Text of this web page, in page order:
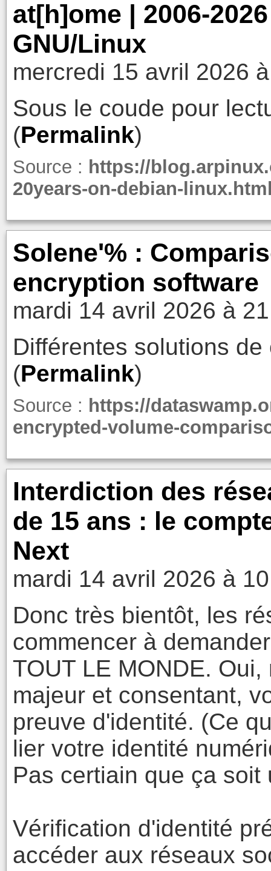
at[h]ome | 2006-
GNU/Linux
mercredi 15 avril 2026
Sous le coude pour
(Permalink)
Source : https://
20years-on-debian-
Solene'% :
encryption software
mardi 14 avril 2026 à
Différentes solutions
(Permalink)
Source : https://
encrypted-volume-
Interdiction des
de 15 ans : le
Next
mardi 14 avril 2026 à
Donc très bientôt, les
commencer à
TOUT LE MONDE.
majeur et consentant,
preuve d'identité. (Ce
lier votre identité
Pas certiain que ça soit
Vérification d'identité
accéder aux réseaux